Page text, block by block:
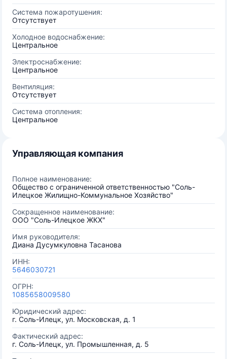
Система пожаротушения:
Отсутствует
Холодное водоснабжение:
Центральное
Электроснабжение:
Центральное
Вентиляция:
Отсутствует
Система отопления:
Центральное
Управляющая компания
Полное наименование:
Общество с ограниченной ответственностью "Соль-
Илецкое Жилищно-Коммунальное Хозяйство"
Сокращенное наименование:
ООО "Соль-Илецкое ЖКХ"
Имя руководителя:
Диана Дусумкуловна Тасанова
ИНН:
5646030721
ОГРН:
1085658009580
Юридический адрес:
г. Соль-Илецк, ул. Московская, д. 1
Фактический адрес:
г. Соль-Илецк, ул. Промышленная, д. 5